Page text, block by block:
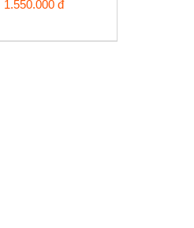
1.550.000 đ